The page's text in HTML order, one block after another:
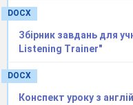
писемному
синтаксис,
розумінні
DOCX
Збірник завдань для
Listening Trainer"
DOCX
Конспект уроку з